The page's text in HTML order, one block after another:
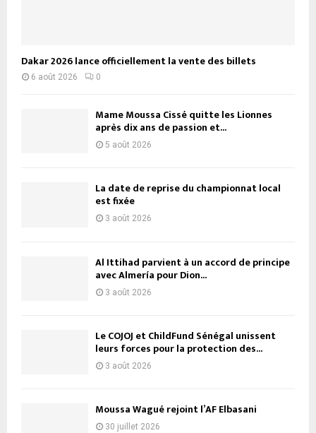
Dakar 2026 lance officiellement la vente des billets
6 août 2026 0
Mame Moussa Cissé quitte les Lionnes
après dix ans de passion et...
5 août 2026
La date de reprise du championnat local
est fixée
3 août 2026
Al Ittihad parvient à un accord de principe
avec Almería pour Dion...
3 août 2026
Le COJOJ et ChildFund Sénégal unissent
leurs forces pour la protection des...
3 août 2026
Moussa Wagué rejoint l’AF Elbasani
30 juillet 2026